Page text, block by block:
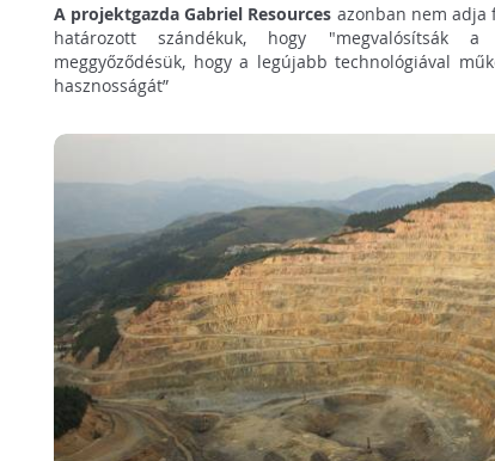
A projektgazda Gabriel Resources azonban nem adja
határozott szándékuk, hogy "megvalósítsák a
meggyőződésük, hogy a legújabb technológiával
hasznosságát”